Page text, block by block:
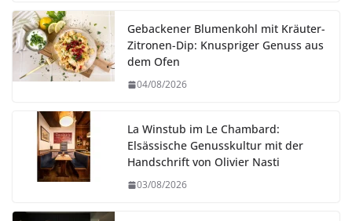
Gebackener Blumenkohl mit Kräuter-
Zitronen-Dip: Knuspriger Genuss aus
dem Ofen
04/08/2026
La Winstub im Le Chambard:
Elsässische Genusskultur mit der
Handschrift von Olivier Nasti
03/08/2026